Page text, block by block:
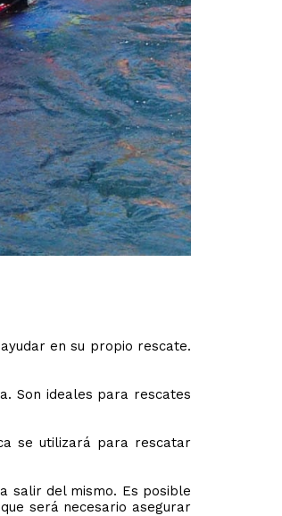
en su propio rescate.
Son ideales para rescates
se utilizará para rescatar
salir del mismo. Es posible
será necesario asegurar